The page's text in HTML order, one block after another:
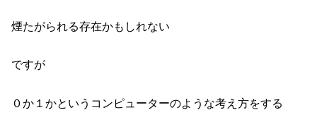
煙たがられる存在かもしれない
ですが
０か１かというコンピューターのような考え方をする